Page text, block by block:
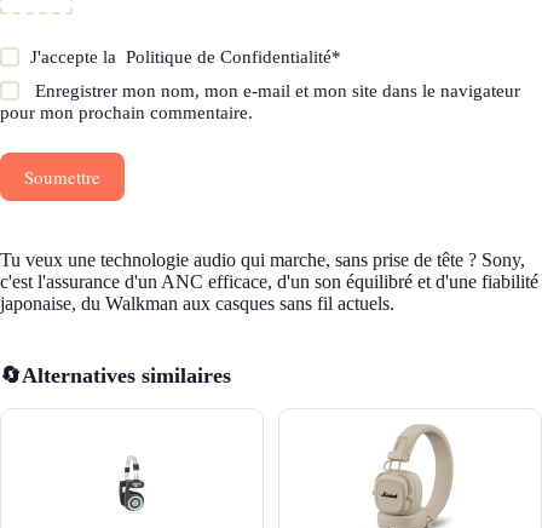
J'accepte laPolitique de Confidentialité*
Enregistrer mon nom, mon e-mail et mon site dans le navigateur
pour mon prochain commentaire.
Soumettre
Tu veux une technologie audio qui marche, sans prise de tête ? Sony,
c'est l'assurance d'un ANC efficace, d'un son équilibré et d'une fiabilité
japonaise, du Walkman aux casques sans fil actuels.
🔄Alternatives similaires